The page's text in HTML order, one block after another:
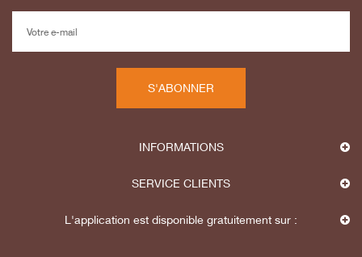
S'ABONNER
INFORMATIONS
SERVICE CLIENTS
L'application est disponible gratuitement sur :